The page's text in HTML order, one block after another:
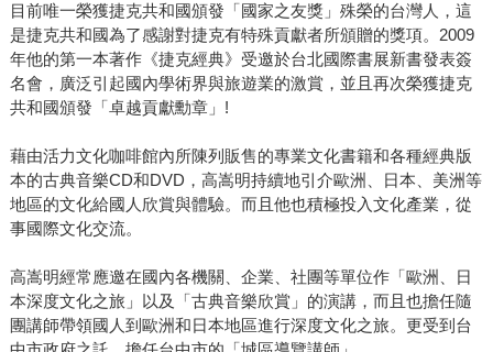
目前唯一榮獲捷克共和國頒發「國家之友獎」殊榮的台灣人，這
是捷克共和國為了感謝對捷克有特殊貢獻者所頒贈的獎項。2009
年他的第一本著作《捷克經典》受邀於台北國際書展新書發表簽
名會，廣泛引起國內學術界與旅遊業的激賞，並且再次榮獲捷克
共和國頒發「卓越貢獻勳章」!
藉由活力文化咖啡館內所陳列販售的專業文化書籍和各種經典版
本的古典音樂CD和DVD，高嵩明持續地引介歐洲、日本、美洲等
地區的文化給國人欣賞與體驗。而且他也積極投入文化產業，從
事國際文化交流。
高嵩明經常應邀在國內各機關、企業、社團等單位作「歐洲、日
本深度文化之旅」以及「古典音樂欣賞」的演講，而且也擔任隨
團講師帶領國人到歐洲和日本地區進行深度文化之旅。更受到台